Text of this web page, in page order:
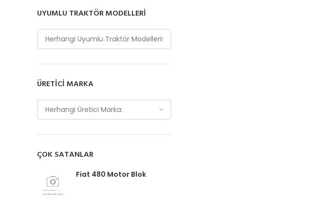
UYUMLU TRAKTÖR MODELLERI
Herhangi Uyumlu Traktör Modelleri:
ÜRETICI MARKA
Herhangi Üretici Marka:
ÇOK SATANLAR
Fiat 480 Motor Blok